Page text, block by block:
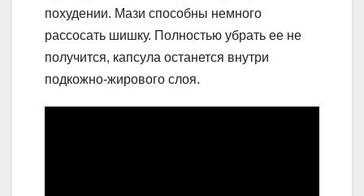
похудении. Мази способны немного
рассосать шишку. Полностью убрать ее не
получится, капсула останется внутри
подкожно-жирового слоя.